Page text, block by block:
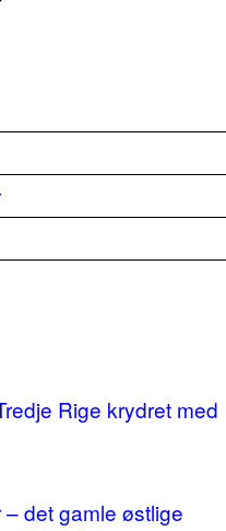
Rige krydret med
det gamle østlige